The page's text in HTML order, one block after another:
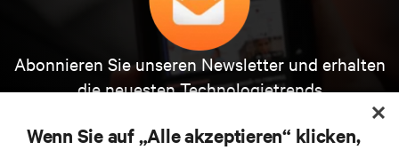
Abonnieren Sie unseren Newsletter und erhalten
die neuesten Technologietrends
Themen der Branche, mit aktuellen Diskussionen
und Einblicken von Experten in das
Wenn Sie auf „Alle akzeptieren“ klicken,